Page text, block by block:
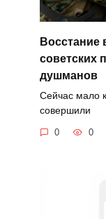
Восстание
советских
душманов
Сейчас мало
совершили
0 0